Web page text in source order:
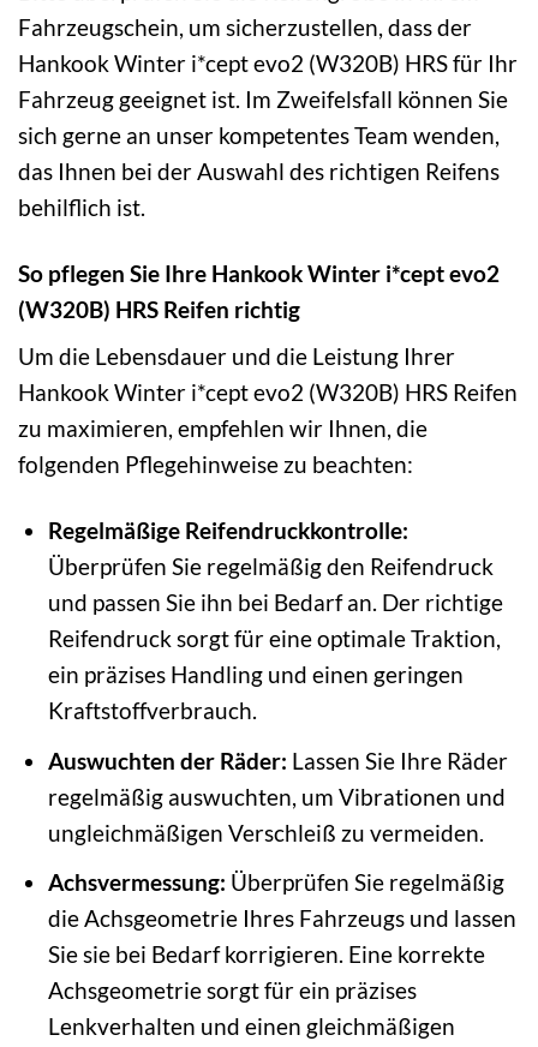
Fahrzeugschein, um sicherzustellen, dass der
Hankook Winter i*cept evo2 (W320B) HRS für Ihr
Fahrzeug geeignet ist. Im Zweifelsfall können Sie
sich gerne an unser kompetentes Team wenden,
das Ihnen bei der Auswahl des richtigen Reifens
behilflich ist.
So pflegen Sie Ihre Hankook Winter i*cept evo2
(W320B) HRS Reifen richtig
Um die Lebensdauer und die Leistung Ihrer
Hankook Winter i*cept evo2 (W320B) HRS Reifen
zu maximieren, empfehlen wir Ihnen, die
folgenden Pflegehinweise zu beachten:
Regelmäßige Reifendruckkontrolle:
Überprüfen Sie regelmäßig den Reifendruck
und passen Sie ihn bei Bedarf an. Der richtige
Reifendruck sorgt für eine optimale Traktion,
ein präzises Handling und einen geringen
Kraftstoffverbrauch.
Auswuchten der Räder: Lassen Sie Ihre Räder
regelmäßig auswuchten, um Vibrationen und
ungleichmäßigen Verschleiß zu vermeiden.
Achsvermessung: Überprüfen Sie regelmäßig
die Achsgeometrie Ihres Fahrzeugs und lassen
Sie sie bei Bedarf korrigieren. Eine korrekte
Achsgeometrie sorgt für ein präzises
Lenkverhalten und einen gleichmäßigen